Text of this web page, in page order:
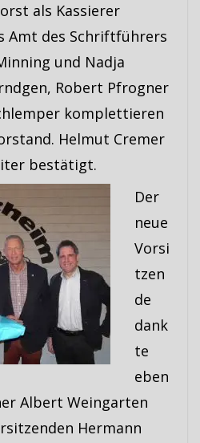
als Kassierer
Amt des Schriftführers
und Nadja
Robert Pfrogner
komplettieren
Helmut Cremer
bestätigt.
Der
neue
Vorsi
tzen
de
dank
te
eben
Albert Weingarten
Hermann